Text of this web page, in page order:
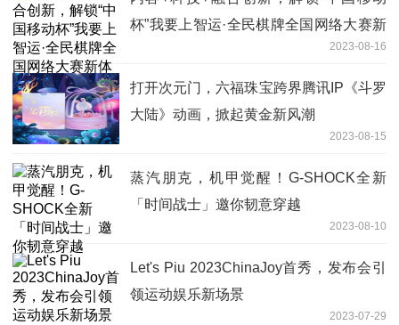
杯”我要上智运·全民棋牌全国网络大赛新
2023-08-16
打开次元门，六福珠宝跨界腾讯IP《斗罗
大陆》动画，掀起黄金新风潮
2023-08-15
蒸汽朋克，机甲觉醒！G-SHOCK全新
「时间战士」邀你韧意穿越
2023-08-10
Let's Piu 2023ChinaJoy首秀，发布会引
领运动娱乐新场景
2023-07-29